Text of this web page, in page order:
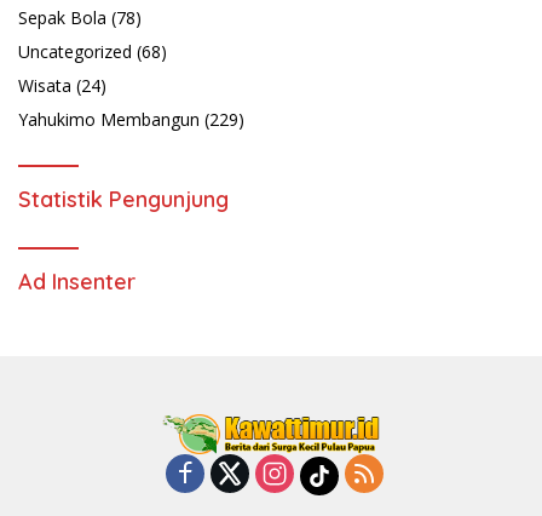
Sepak Bola (78)
Uncategorized (68)
Wisata (24)
Yahukimo Membangun (229)
Statistik Pengunjung
Ad Insenter